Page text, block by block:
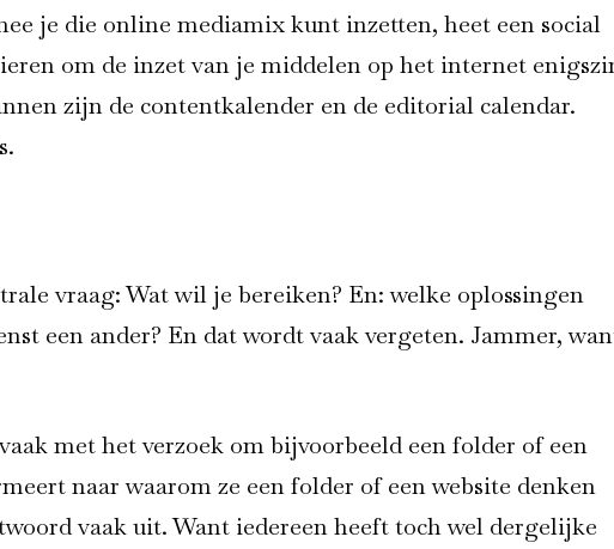
je die online mediamix kunt inzetten, heet een social
om de inzet van je middelen op het internet
zijn de contentkalender en de editorial calendar.
vraag: Wat wil je bereiken? En: welke oplossingen
een ander? En dat wordt vaak vergeten. Jammer,
met het verzoek om bijvoorbeeld een folder of een
naar waarom ze een folder of een website denken
vaak uit. Want iedereen heeft toch wel dergelijke